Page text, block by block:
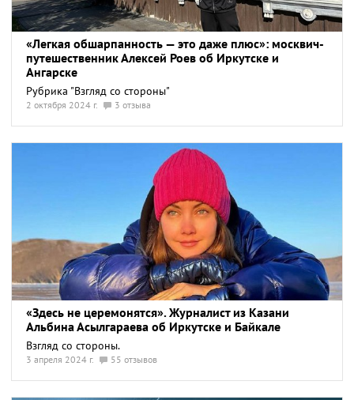
«Легкая обшарпанность — это даже плюс»: москвич-
путешественник Алексей Роев об Иркутске и
Ангарске
Рубрика "Взгляд со стороны"
2 октября 2024 г. 3 отзыва
«Здесь не церемонятся». Журналист из Казани
Альбина Асылгараева об Иркутске и Байкале
Взгляд со стороны.
3 апреля 2024 г. 55 отзывов